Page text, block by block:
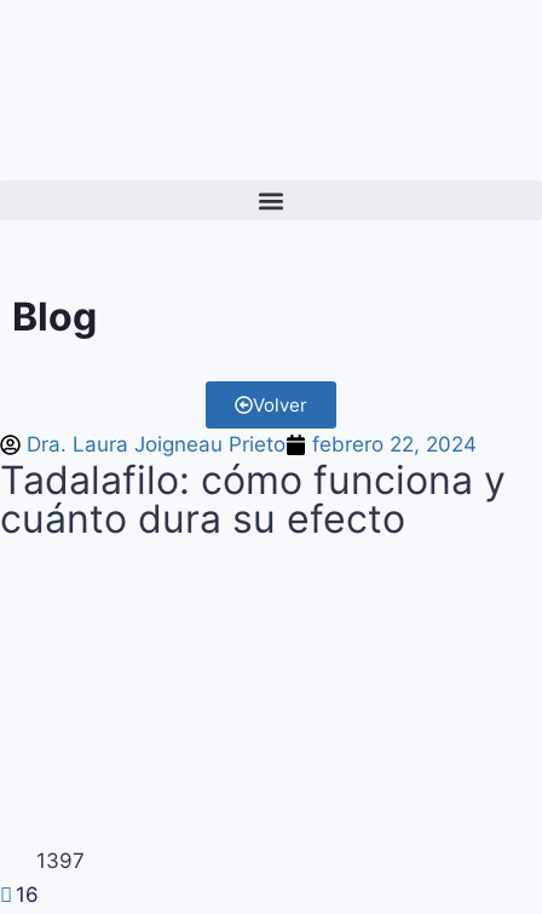
Blog
Volver
Dra. Laura Joigneau Prieto febrero 22, 2024
Tadalafilo: cómo funciona y
cuánto dura su efecto
1397
16